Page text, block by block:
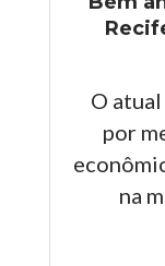
O
por
na